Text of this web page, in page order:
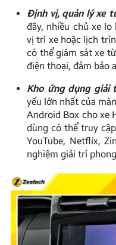
Định vị, quản lý xe
đây, nhiều chủ xe
vị trí xe hoặc lịch
có thể giám sát xe
điện thoại, đảm bảo
Kho ứng dụng giải
yếu lớn nhất của
Android Box cho xe
dùng có thể truy
YouTube, Netflix,
nghiệm giải trí